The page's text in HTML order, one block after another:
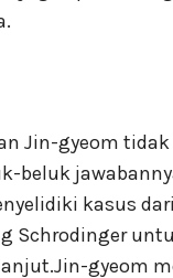
Jin-gyeom
beluk
kasus
Schrodinger
gyeom